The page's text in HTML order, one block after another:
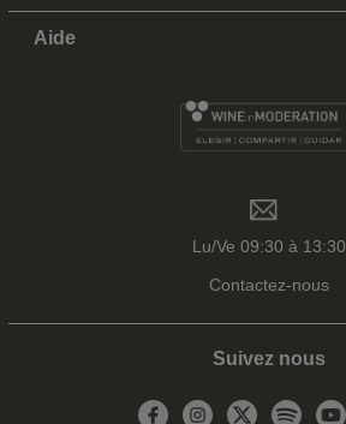
Aide
Lu/Ve 09:30 à 13:30
Contactez-nous
Suivez nous